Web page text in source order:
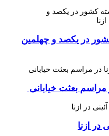
در یکصد و چهلمین
مراسم بعثت خیابانی
ازنا